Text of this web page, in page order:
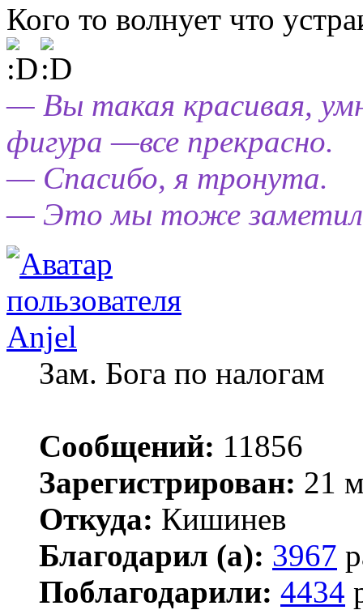
Кого то волнует что
— Вы такая красивая,
фигура —все прекрасно.
— Спасибо, я тронута.
— Это мы тоже
Anjel
Зам. Бога по налогам
Сообщений: 11856
Зарегистрирован: 21
Откуда: Кишинев
Благодарил (а): 3967
Поблагодарили: 4434